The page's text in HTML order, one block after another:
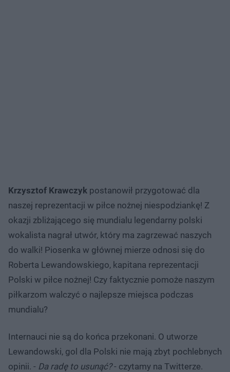
Krzysztof Krawczyk postanowił przygotować dla
naszej reprezentacji w piłce nożnej niespodziankę! Z
okazji zbliżającego się mundialu legendarny polski
wokalista nagrał utwór, który ma zagrzewać naszych
do walki! Piosenka w głównej mierze odnosi się do
Roberta Lewandowskiego, kapitana reprezentacji
Polski w piłce nożnej! Czy faktycznie pomoże naszym
piłkarzom walczyć o najlepsze miejsca podczas
mundialu?
Internauci nie są do końca przekonani. O utworze
Lewandowski, gol dla Polski nie mają zbyt pochlebnych
opinii. - Da radę to usunąć?- czytamy na Twitterze.